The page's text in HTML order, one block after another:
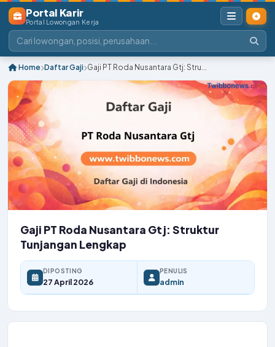
Portal Karir
Portal Lowongan Kerja
Home Daftar Gaji Gaji PT Roda Nusantara Gtj: Stru...
Gaji PT Roda Nusantara Gtj: Struktur
Tunjangan Lengkap
DIPOSTING
27 April 2026
PENULIS
admin